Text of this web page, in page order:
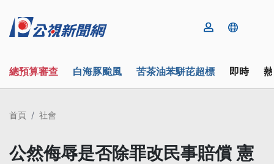
總預算審查 白海豚颱風 苦茶油苯駢芘超標 即時
首頁 社會
公然侮辱是否除罪改民事賠償 憲